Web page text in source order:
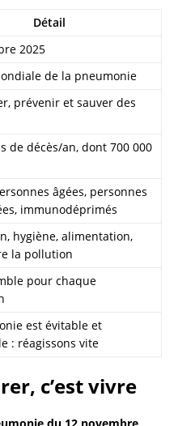
Détail
2025
de la pneumonie
prévenir et sauver des
de décès/an, dont 700 000
âgées, personnes
immunodéprimés
hygiène, alimentation,
la pollution
pour chaque
est évitable et
: réagissons vite
c’est vivre